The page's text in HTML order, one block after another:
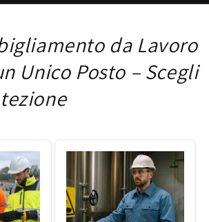
da Lavoro
Unico Posto – Scegli